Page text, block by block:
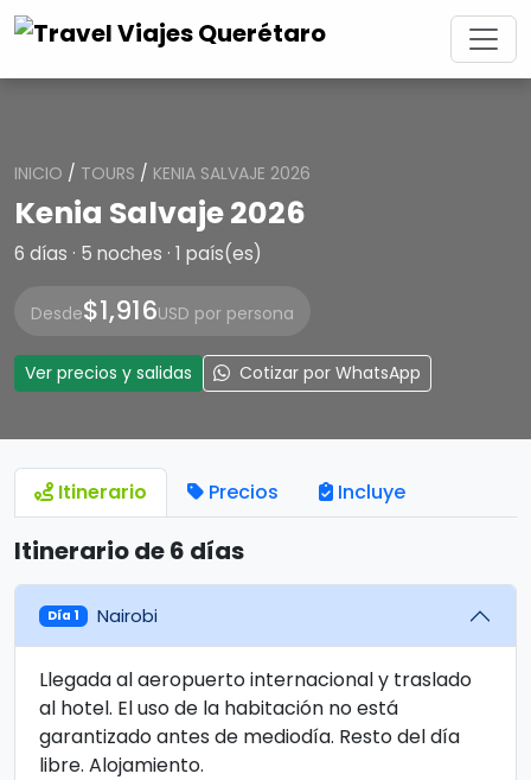
INICIO / TOURS / KENIA SALVAJE 2026
Kenia Salvaje 2026
6 días · 5 noches · 1 país(es)
Desde$1,916USD por persona
Ver precios y salidas Cotizar por WhatsApp
Itinerario Precios Incluye
Itinerario de 6 días
Día 1 Nairobi
Llegada al aeropuerto internacional y traslado
al hotel. El uso de la habitación no está
garantizado antes de mediodía. Resto del día
libre. Alojamiento.